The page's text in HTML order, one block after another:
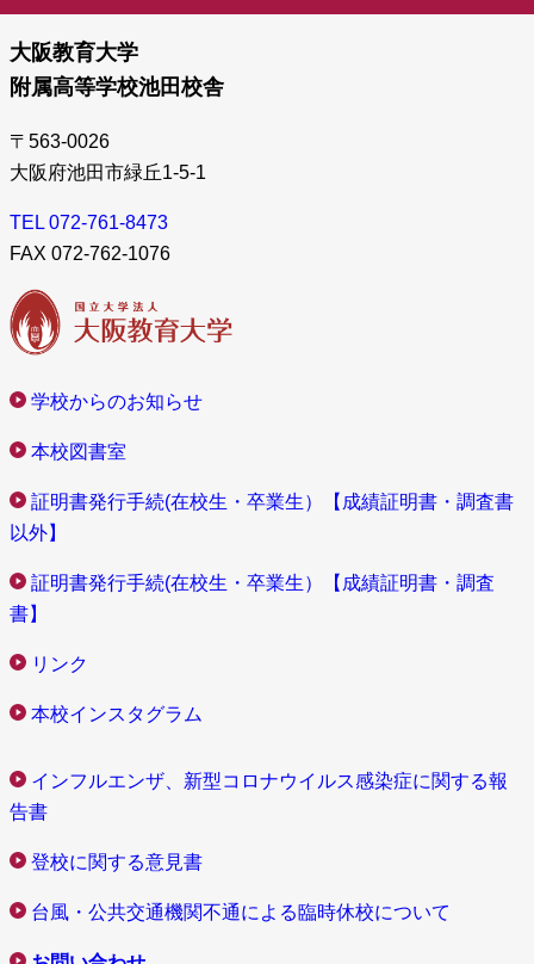
大阪教育大学
附属高等学校池田校舎
〒563-0026
大阪府池田市緑丘1-5-1
TEL 072-761-8473
FAX 072-762-1076
学校からのお知らせ
本校図書室
証明書発行手続(在校生・卒業生）【成績証明書・調査書
以外】
証明書発行手続(在校生・卒業生）【成績証明書・調査
書】
リンク
本校インスタグラム
インフルエンザ、新型コロナウイルス感染症に関する報
告書
登校に関する意見書
台風・公共交通機関不通による臨時休校について